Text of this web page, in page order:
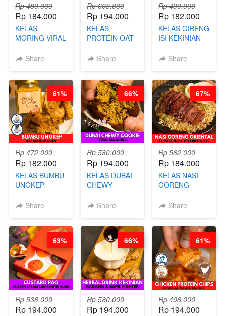
Rp 480.000
Rp 184.000
KELAS
MORING VIRAL
KERING
Share
Rp 608.000
Rp 194.000
KELAS
PROTEIN OAT
MEAL
BARISTA
ARISUDANA
Share
Rp 490.000
Rp 182.000
KELAS CIRENG
ISI KEKINIAN -
Share
Rp 472.000
Rp 182.000
KELAS BUMBU
UNGKEP
KEMASAN - BY
Share
61%
Rp 580.000
Rp 194.000
KELAS DUBAI
CHEWY
VIRAL
DITA
Share
66%
Rp 562.000
Rp 184.000
KELAS NASI
GORENG
CHINESE WOK
CHEF
STEPHANIE
Share
67%
Rp 538.000
Rp 194.000
63%
Rp 580.000
Rp 194.000
66%
Rp 498.000
Rp 194.000
61%